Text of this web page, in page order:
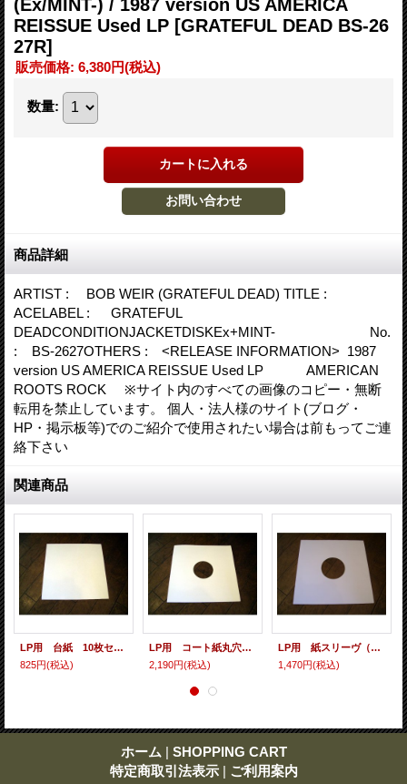
(Ex/MINT-) / 1987 version US AMERICA
REISSUE Used LP [GRATEFUL DEAD BS-26
27R]
販売価格: 6,380円(税込)
数量:
商品詳細
ARTIST : BOB WEIR (GRATEFUL DEAD) TITLE :
ACELABEL : GRATEFUL
DEADCONDITIONJACKETDISKEx+MINT- No.
: BS-2627OTHERS : <RELEASE INFORMATION> 1987
version US AMERICA REISSUE Used LP AMERICAN
ROOTS ROCK ※サイト内のすべての画像のコピー・無断
転用を禁止しています。 個人・法人様のサイト(ブログ・
HP・掲示板等)でのご紹介で使用されたい場合は前もってご連
絡下さい
関連商品
LP用 台紙 10枚セット
825円(税込)
LP用 コート紙丸穴ジャケ 10枚セット
2,190円(税込)
LP用 紙スリーヴ（レギュラー 四角の角） 10枚セット
1,470円(税込)
ホーム | SHOPPING CART
特定商取引法表示 | ご利用案内